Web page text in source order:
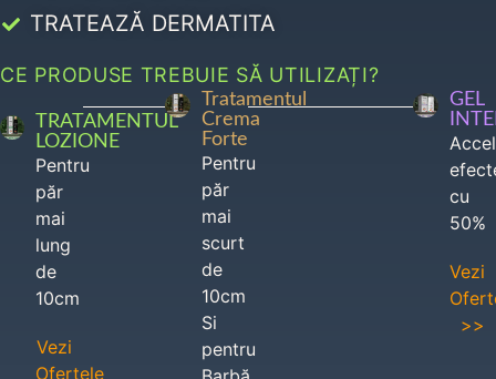
TRATEAZĂ DERMATITA
CE PRODUSE TREBUIE SĂ UTILIZAȚI?
TRATAMENTUL
LOZIONE
Pentru
păr
mai
lung
de
10cm
Vezi
Ofertele
Tratamentul
Crema
Forte
Pentru
păr
mai
scurt
de
10cm
Si
pentru
GEL
cu
50%
Vezi
>>